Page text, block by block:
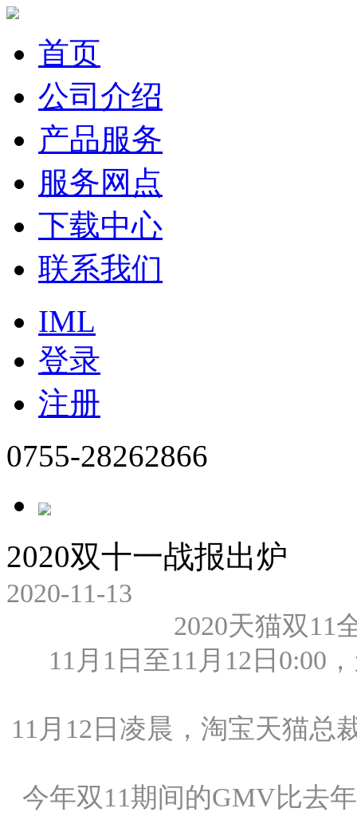
首页
公司介绍
产品服务
服务网点
下载中心
联系我们
IML
登录
注册
0755-28262866
2020双十一战报出炉
2020-11-13
2020天猫双11
11月1日至11月12日0:00
11月12日凌晨，淘宝天猫总
今年双11期间的GMV比去